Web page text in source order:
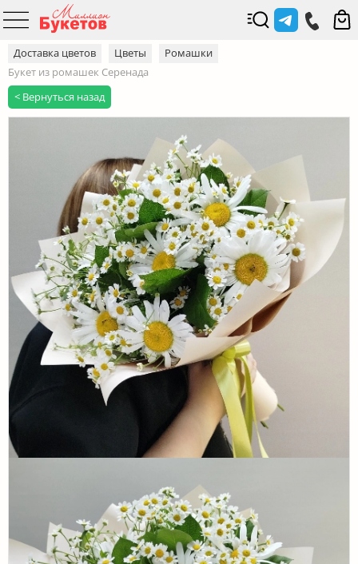
Доставка цветов Цветы
Ромашки
Букет из ромашек Серенада
< Вернуться назад